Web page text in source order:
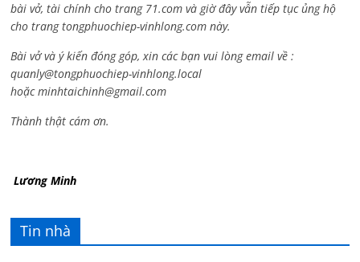
bài vở, tài chính cho trang 71.com và giờ đây vẫn tiếp tục ủng hộ
cho trang tongphuochiep-vinhlong.com này.
Bài vở và ý kiến đóng góp, xin các bạn vui lòng email về :
quanly@tongphuochiep-vinhlong.local
hoặcminhtaichinh@gmail.com
Thành thật cám ơn.
Lương Minh
Tin nhà